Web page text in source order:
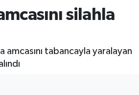
silahla
amcasını tabancayla yaralayan